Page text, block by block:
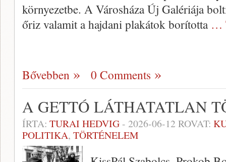
környezetbe. A Városháza Új Galériája
őriz valamit a hajdani plakátok borította …
Bővebben 0 Comments
A GETTÓ LÁTHATATLAN
ÍRTA: TURAI HEDVIG- 2026-06-12 ROVAT:
POLITIKA, TÖRTÉNELEM